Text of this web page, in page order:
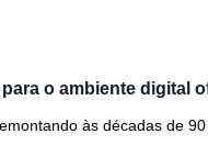
o ambiente digital
às décadas de 90